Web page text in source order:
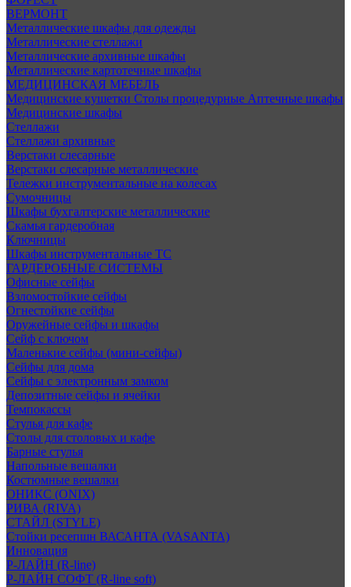
ВЕРМОНТ
Металлические шкафы для одежды
Металлические стеллажи
Металлические архивные шкафы
Металлические картотечные шкафы
МЕДИЦИНСКАЯ МЕБЕЛЬ
Медицинские кушетки Столы процедурные Аптечные шкафы
Медицинские шкафы
Стеллажи
Стеллажи архивные
Верстаки слесарные
Верстаки слесарные металлические
Тележки инструментальные на колесах
Сумочницы
Шкафы бухгалтерские металлические
Скамья гардеробная
Ключницы
Шкафы инструментальные ТС
ГАРДЕРОБНЫЕ СИСТЕМЫ
Офисные сейфы
Взломостойкие сейфы
Огнестойкие сейфы
Оружейные сейфы и шкафы
Сейф с ключом
Маленькие сейфы (мини-сейфы)
Сейфы для дома
Сейфы с электронным замком
Депозитные сейфы и ячейки
Темпокассы
Стулья для кафе
Столы для столовых и кафе
Барные стулья
Напольные вешалки
Костюмные вешалки
ОНИКС (ONIX)
РИВА (RIVA)
СТАЙЛ (STYLE)
Стойки ресепшн ВАСАНТА (VASANTA)
Инновация
Р-ЛАЙН (R-line)
Р-ЛАЙН СОФТ (R-line soft)